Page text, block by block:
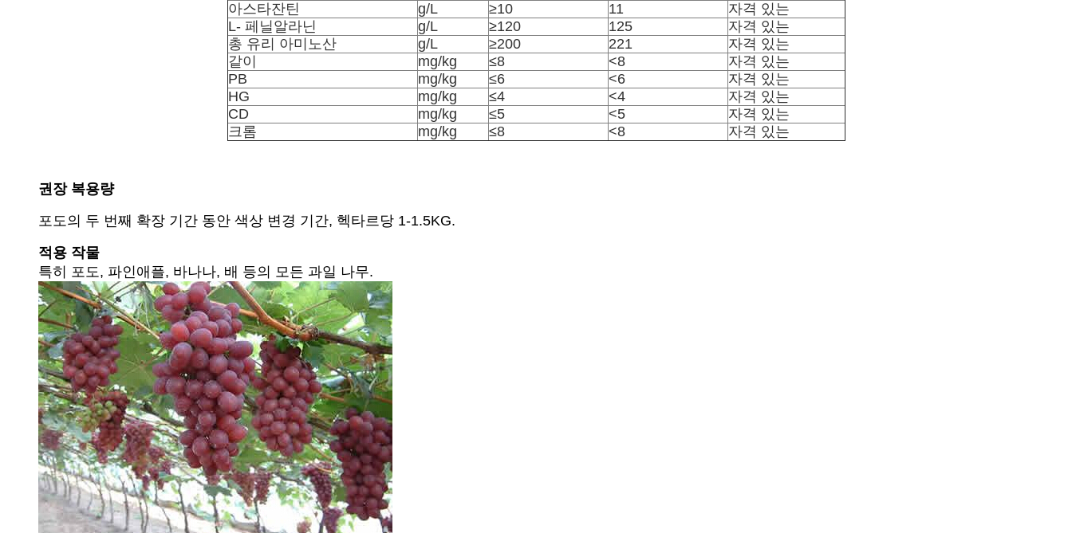
아스타잔틴
g/L ≥10 11
자격 있는
L- 페닐알라닌
g/L ≥120 125
자격 있는
총 유리 아미노산
g/L ≥200 221
자격 있는
같이
mg/kg ≤8 <8
자격 있는
PB
mg/kg ≤6 <6
자격 있는
HG
mg/kg ≤4 <4
자격 있는
CD
mg/kg ≤5 <5
자격 있는
크롬
mg/kg ≤8 <8 자격 있는
권장 복용량
포도의 두 번째 확장 기간 동안 색상 변경 기간, 헥타르당 1-1.5KG.
적용 작물
특히 포도, 파인애플, 바나나, 배 등의 모든 과일 나무.